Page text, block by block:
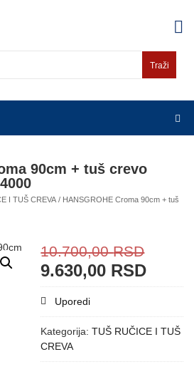
Traži
90cm + tuš crevo
I TUŠ CREVA / HANSGROHE Croma 90cm + tuš
10.700,00RSD
9.630,00 RSD
Uporedi
Kategorija:TUŠ RUČICE I TUŠ
CREVA